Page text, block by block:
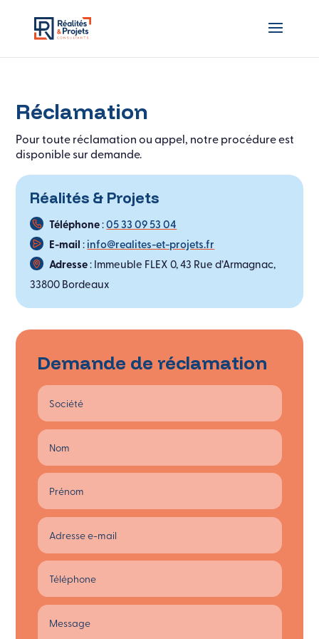
Réclamation
Pour toute réclamation ou appel, notre procédure est
disponible sur demande.
Réalités & Projets
Téléphone:05 33 09 53 04
E-mail:info@realites-et-projets.fr
Adresse: Immeuble FLEX 0,43 Rue d’Armagnac,
33800 Bordeaux
Demande de réclamation